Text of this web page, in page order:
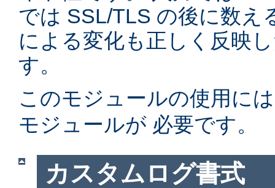
では SSL/TLS の後に数え
による変化も正しく反映
す。
このモジュールの使用に
モジュールが 必要です。
カスタムログ書式